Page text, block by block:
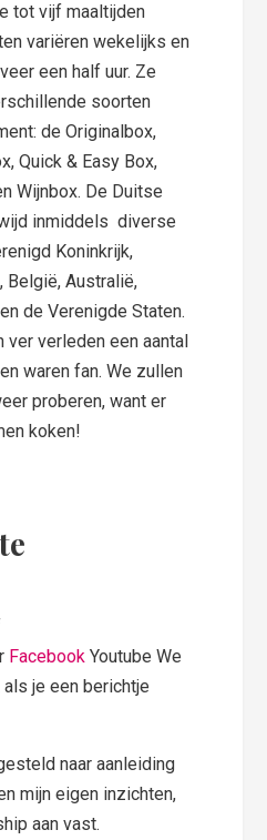
tot vijf maaltijden
variëren wekelijks en
een half uur. Ze
soorten
de Originalbox,
Quick & Easy Box,
Wijnbox. De Duitse
inmiddels diverse
Koninkrijk,
België, Australië,
de Verenigde Staten.
ver verleden een aantal
waren fan. We zullen
proberen, want er
koken!
Facebook Youtube We
je een berichtje
naar aanleiding
mijn eigen inzichten,
aan vast.